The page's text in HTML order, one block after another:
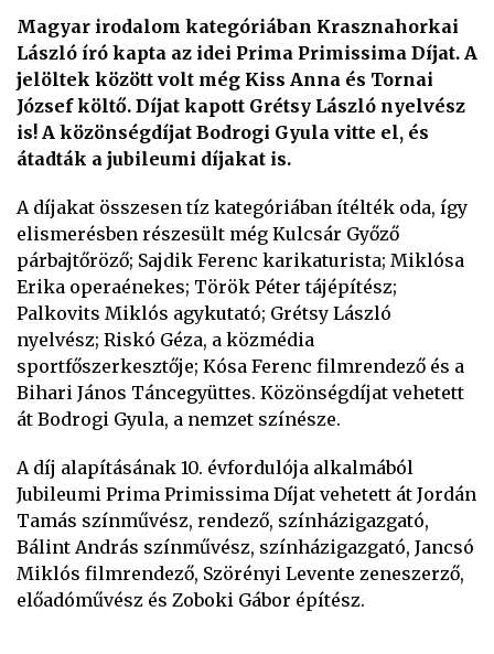
Magyar irodalom kategóriában Krasznahorkai
László író kapta az idei Prima Primissima Díjat. A
jelöltek között volt még Kiss Anna és Tornai
József költő. Díjat kapott Grétsy László nyelvész
is! A közönségdíjat Bodrogi Gyula vitte el, és
átadták a jubileumi díjakat is.
A díjakat összesen tíz kategóriában ítélték oda, így
elismerésben részesült még Kulcsár Győző
párbajtőröző; Sajdik Ferenc karikaturista; Miklósa
Erika operaénekes; Török Péter tájépítész;
Palkovits Miklós agykutató; Grétsy László
nyelvész; Riskó Géza, a közmédia
sportfőszerkesztője; Kósa Ferenc filmrendező és a
Bihari János Táncegyüttes. Közönségdíjat vehetett
át Bodrogi Gyula, a nemzet színésze.
A díj alapításának 10. évfordulója alkalmából
Jubileumi Prima Primissima Díjat vehetett át Jordán
Tamás színművész, rendező, színházigazgató,
Bálint András színművész, színházigazgató, Jancsó
Miklós filmrendező, Szörényi Levente zeneszerző,
előadóművész és Zoboki Gábor építész.